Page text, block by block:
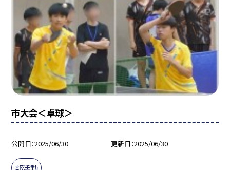
市大会＜卓球＞
公開日 2025/06/30 更新日 2025/06/30
部活動